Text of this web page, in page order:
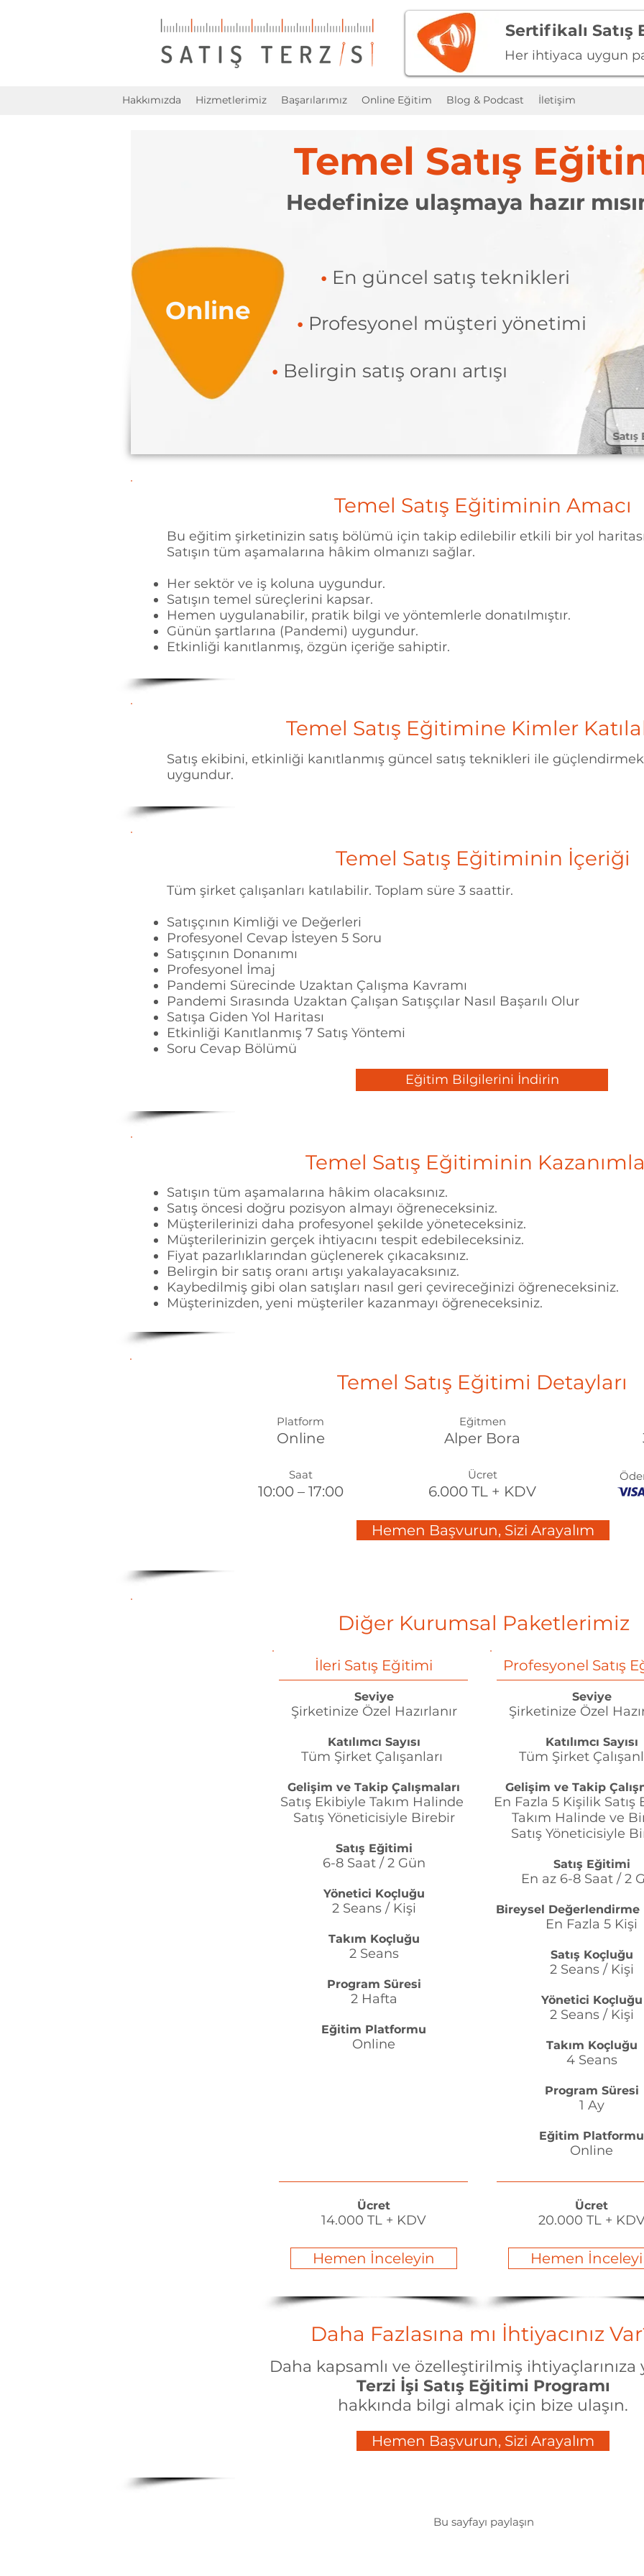
Sertifikalı
Her ihtiyaca uygun
Hakkımızda Hizmetlerimiz Başarılarımız Online Eğitim Blog & Podcast İletişim
Temel Satış
Hedefinize ulaşmaya hazır
• En güncel satış teknikleri
• Profesyonel müşteri yönetimi
• Belirgin satış oranı artışı
Online
Temel Satış Eğitiminin Amacı
Bu eğitim şirketinizin satış bölümü için takip edilebilir etkili bir yol
Satışın tüm aşamalarına hâkim olmanızı sağlar.
Her sektör ve iş koluna uygundur.
Satışın temel süreçlerini kapsar.
Hemen uygulanabilir, pratik bilgi ve yöntemlerle donatılmıştır.
Günün şartlarına (Pandemi) uygundur.
Etkinliği kanıtlanmış, özgün içeriğe sahiptir.
Temel Satış Eğitimine Kimler
Satış ekibini, etkinliği kanıtlanmış güncel satış teknikleri ile
uygundur.
Temel Satış Eğitiminin İçeriği
​Tüm şirket çalışanları katılabilir. Toplam süre 3 saattir.
Satışçının Kimliği ve Değerleri
Profesyonel Cevap İsteyen 5 Soru
Satışçının Donanımı
Profesyonel İmaj
Pandemi Sürecinde Uzaktan Çalışma Kavramı
Pandemi Sırasında Uzaktan Çalışan Satışçılar Nasıl Başarılı Olur
Satışa Giden Yol Haritası
Etkinliği Kanıtlanmış 7 Satış Yöntemi
Soru Cevap Bölümü
Eğitim Bilgilerini İndirin
Temel Satış Eğitiminin
Satışın tüm aşamalarına hâkim olacaksınız.
Satış öncesi doğru pozisyon almayı öğreneceksiniz.
Müşterilerinizi daha profesyonel şekilde yöneteceksiniz.
Müşterilerinizin gerçek ihtiyacını tespit edebileceksiniz.
Fiyat pazarlıklarından güçlenerek çıkacaksınız.
Belirgin bir satış oranı artışı yakalayacaksınız.
Kaybedilmiş gibi olan satışları nasıl geri çevireceğinizi öğreneceksiniz.
Müşterinizden, yeni müşteriler kazanmayı öğreneceksiniz.
Temel Satış Eğitimi Detayları
Platform
Online
Saat
10:00 – 17:00
Eğitmen
Alper Bora
Ücret
6.000 TL + KDV
Hemen Başvurun, Sizi Arayalım
Diğer Kurumsal Paketlerimiz
İleri Satış Eğitimi
Seviye
Şirketinize Özel Hazırlanır
Katılımcı Sayısı
Tüm Şirket Çalışanları
Gelişim ve Takip Çalışmaları
Satış Ekibiyle Takım Halinde
Satış Yöneticisiyle Birebir
Satış Eğitimi
6-8 Saat / 2 Gün
Yönetici Koçluğu
2 Seans / Kişi
Takım Koçluğu
2 Seans
Program Süresi
2 Hafta
Eğitim Platformu
Online
Ücret
14.000 TL + KDV
Hemen İnceleyin
Profesyonel Satış
Seviye
Şirketinize Özel
Katılımcı Sayısı
Tüm Şirket
Gelişim ve Takip
En Fazla 5 Kişilik Satış
Takım Halinde ve
Satış Yöneticisiyle
Satış Eğitimi
En az 6-8 Saat / 2
Bireysel Değerlendirme
En Fazla 5 Kişi
Satış Koçluğu
2 Seans / Kişi
Yönetici Koçluğu
2 Seans / Kişi
Takım Koçluğu
4 Seans
Program Süresi
1 Ay
Eğitim Platformu
Online
Ücret
20.000 TL +
Hemen
Daha Fazlasına mı İhtiyacınız
Daha kapsamlı ve özelleştirilmiş ihtiyaçlarınıza
Terzi İşi Satış Eğitimi Programı
hakkında bilgi almak için bize ulaşın.​
Hemen Başvurun, Sizi Arayalım
Bu sayfayı paylaşın